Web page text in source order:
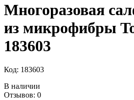
Многоразовая
из микрофибры
183603
Код: 183603
В наличии
Отзывов: 0